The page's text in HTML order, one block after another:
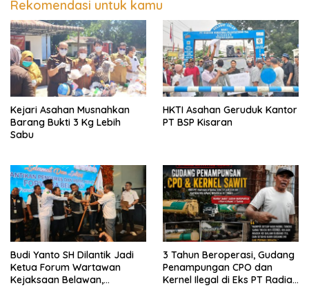
Rekomendasi untuk kamu
Kejari Asahan Musnahkan
Barang Bukti 3 Kg Lebih
Sabu
HKTI Asahan Geruduk Kantor
PT BSP Kisaran
Budi Yanto SH Dilantik Jadi
Ketua Forum Wartawan
Kejaksaan Belawan,
3 Tahun Beroperasi, Gudang
Penampungan CPO dan
Kernel Ilegal di Eks PT Radian